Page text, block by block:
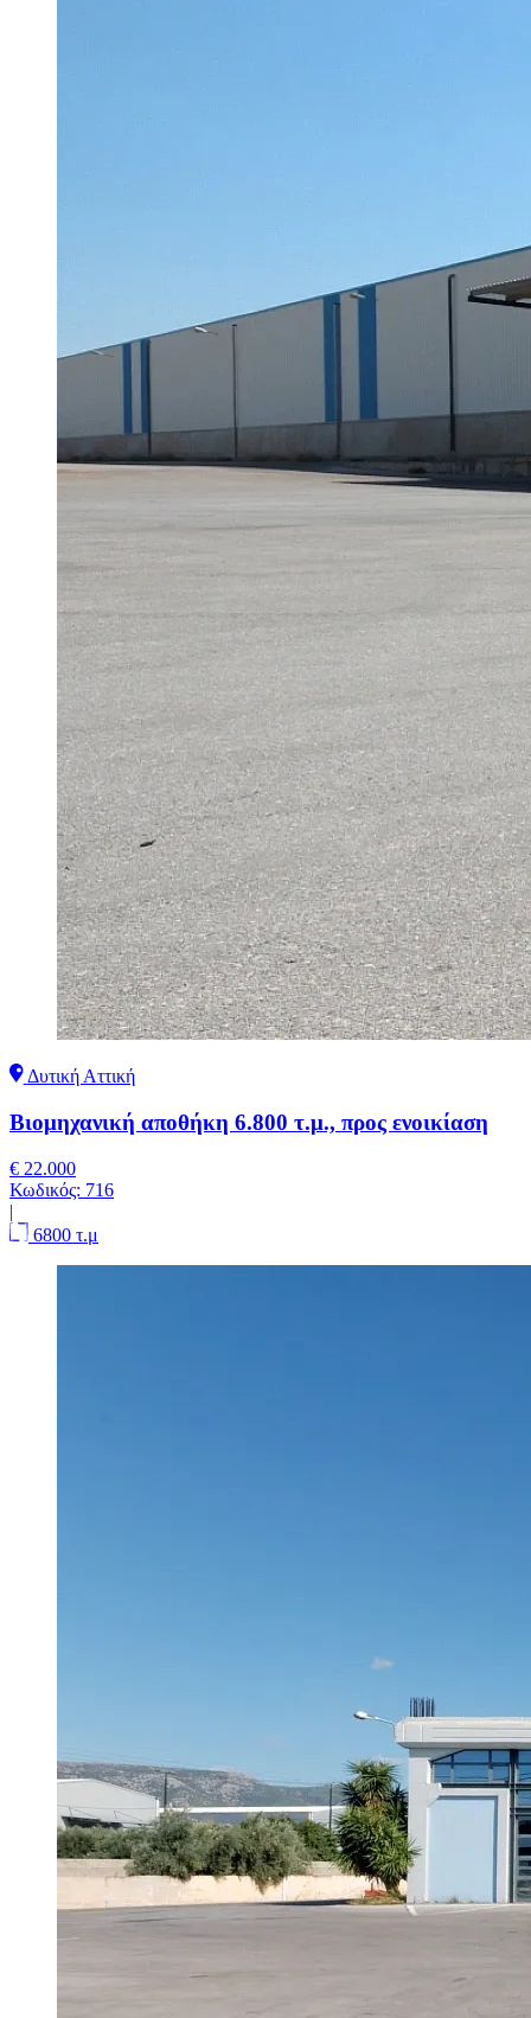
Δυτική Αττική
Βιομηχανική αποθήκη 6.800 τ.μ., προς ενοικίαση
€ 22.000
Κωδικός: 716
|
6800 τ.μ